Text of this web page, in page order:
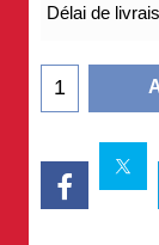
Délai de